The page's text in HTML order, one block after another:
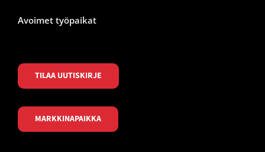
Avoimet työpaikat
TILAA UUTISKIRJE
MARKKINAPAIKKA